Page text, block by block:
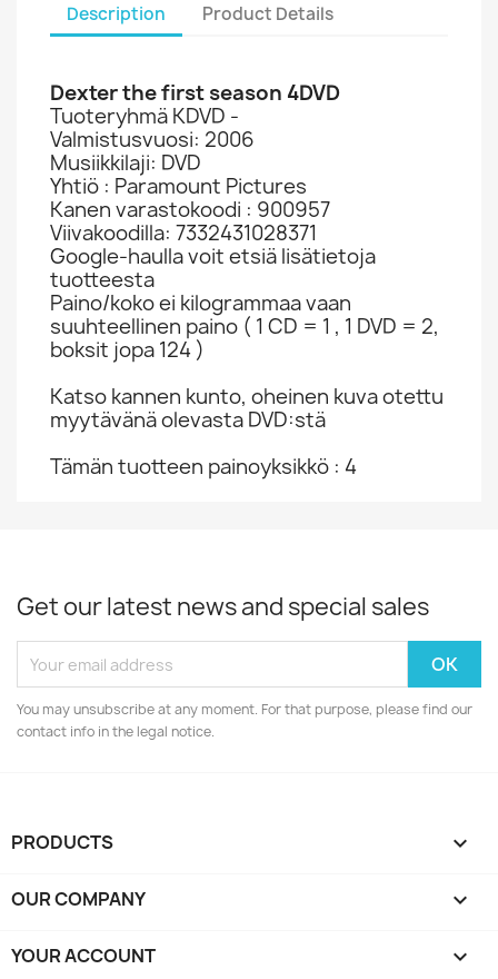
Description Product Details
Dexter the first season 4DVD
Tuoteryhmä KDVD -
Valmistusvuosi: 2006
Musiikkilaji: DVD
Yhtiö : Paramount Pictures
Kanen varastokoodi : 900957
Viivakoodilla: 7332431028371
Google-haulla voit etsiä lisätietoja
tuotteesta
Paino/koko ei kilogrammaa vaan
suuhteellinen paino ( 1 CD = 1 , 1 DVD = 2,
boksit jopa 124 )
Katso kannen kunto, oheinen kuva otettu
myytävänä olevasta DVD:stä
Tämän tuotteen painoyksikkö : 4
Get our latest news and special sales
You may unsubscribe at any moment. For that purpose, please find our
contact info in the legal notice.
PRODUCTS 
OUR COMPANY 
YOUR ACCOUNT 